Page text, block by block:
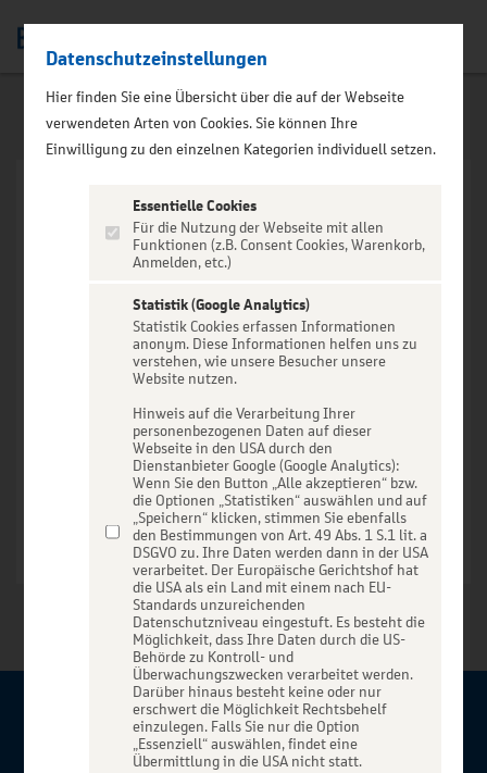
VERANSTALTUNG NICHT
GEFUNDEN
Zur Startseite
Über BBBank-Entertain
Datenschutzeinstellungen
Hier finden Sie eine Übersicht über die auf der Webseite
verwendeten Arten von Cookies. Sie können Ihre
Einwilligung zu den einzelnen Kategorien individuell setzen.
Essentielle Cookies
Für die Nutzung der Webseite mit allen
Funktionen (z.B. Consent Cookies, Warenkorb,
Anmelden, etc.)
Statistik (Google Analytics)
Statistik Cookies erfassen Informationen
anonym. Diese Informationen helfen uns zu
verstehen, wie unsere Besucher unsere
Website nutzen.
Hinweis auf die Verarbeitung Ihrer
personenbezogenen Daten auf dieser
Webseite in den USA durch den
Dienstanbieter Google (Google Analytics):
Wenn Sie den Button „Alle akzeptieren“ bzw.
die Optionen „Statistiken“ auswählen und auf
„Speichern“ klicken, stimmen Sie ebenfalls
den Bestimmungen von Art. 49 Abs. 1 S.1 lit. a
DSGVO zu. Ihre Daten werden dann in der USA
verarbeitet. Der Europäische Gerichtshof hat
die USA als ein Land mit einem nach EU-
Standards unzureichenden
Datenschutzniveau eingestuft. Es besteht die
Möglichkeit, dass Ihre Daten durch die US-
Behörde zu Kontroll- und
Überwachungszwecken verarbeitet werden.
Darüber hinaus besteht keine oder nur
erschwert die Möglichkeit Rechtsbehelf
einzulegen. Falls Sie nur die Option
„Essenziell“ auswählen, findet eine
Übermittlung in die USA nicht statt.